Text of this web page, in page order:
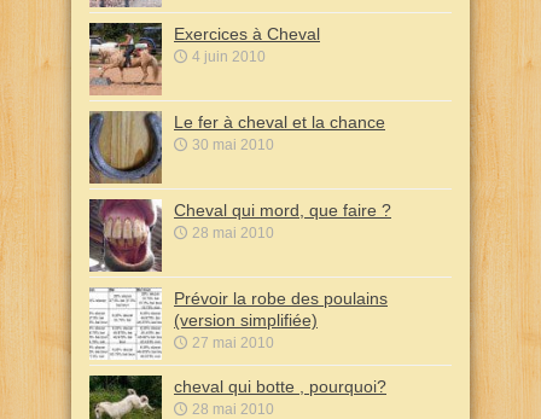
Exercices à Cheval
4 juin 2010
Le fer à cheval et la chance
30 mai 2010
Cheval qui mord, que faire ?
28 mai 2010
Prévoir la robe des poulains
(version simplifiée)
27 mai 2010
cheval qui botte , pourquoi?
28 mai 2010